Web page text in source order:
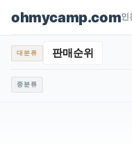
ohmycamp.com인
대분류 판매순위
중분류